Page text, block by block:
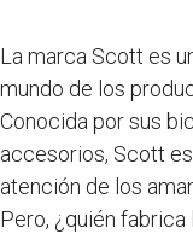
La marca Scott es
mundo de los
Conocida por sus
accesorios, Scott
atención de los
Pero, ¿quién